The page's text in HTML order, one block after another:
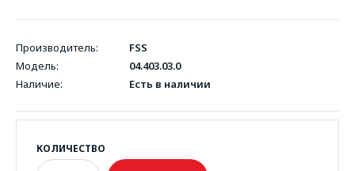
Производитель:
FSS
Модель:
04.403.03.0
Наличие:
Есть в наличии
КОЛИЧЕСТВО